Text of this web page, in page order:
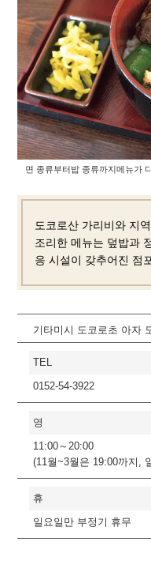
면 종류부터밥 종류까지메뉴가
도코로산 가리비와 지
조리한 메뉴는 덮밥과
응 시설이 갖추어진 점
기타미시 도코로초 아자
TEL
0152-54-3922
영
11:00～20:00
(11월~3월은 19:00까지,
휴
일요일만 부정기 휴무